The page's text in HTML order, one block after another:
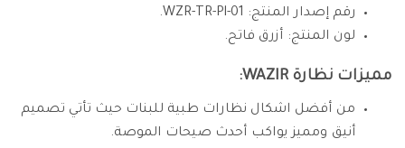
رقم إصدار المنتج: WZR-TR-Pl-01.
لون المنتج: أزرق فاتح.
مميزات نظارة WAZIR:
من أفضل اشكال نظارات طبية للبنات حيث تأتي تصميم
أنيق ومميز يواكب أحدث صيحات الموصة.